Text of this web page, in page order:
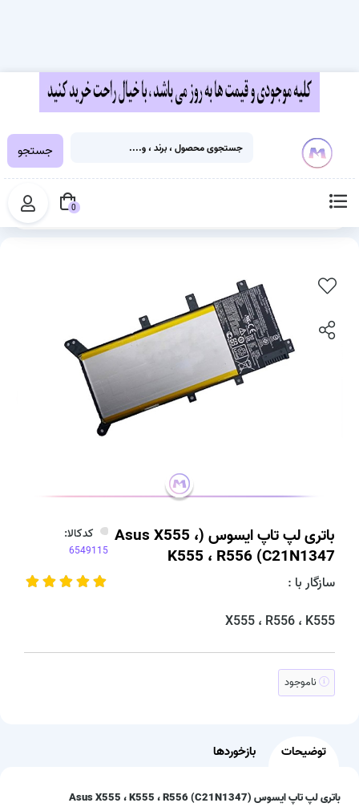
خانه باتری لپ تاپ ایسوس (Asus X555 ، K555 ، R556 (C21N1347
باتری لپ تاپ ایسوس (Asus X555 ،
K555 ، R556 (C21N1347
سازگار با :
X555 ، R556 ، K555
کدکالا:
ناموجود
توضیحات بازخوردها
باتری لپ تاپ ایسوس (Asus X555 ، K555 ، R556 (C21N1347
جستجو
0